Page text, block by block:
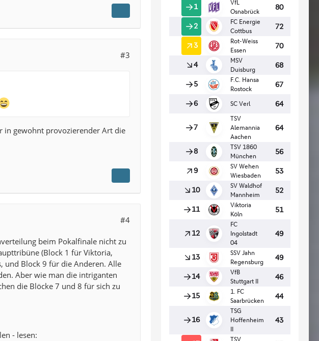
#3
in gewohnt provozierender Art die
#4
beim Pokalfinale nicht zu
(Block 1 für Viktoria,
und Block 9 für die Anderen. Alle
Aber wie man die intriganten
die Blöcke 7 und 8 für sich zu
- lesen: